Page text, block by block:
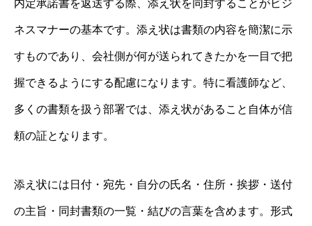
内定承諾書を返送する際、添え状を同封することがビジ
ネスマナーの基本です。添え状は書類の内容を簡潔に示
すものであり、会社側が何が送られてきたかを一目で把
握できるようにする配慮になります。特に看護師など、
多くの書類を扱う部署では、添え状があること自体が信
頼の証となります。
添え状には日付・宛先・自分の氏名・住所・挨拶・送付
の主旨・同封書類の一覧・結びの言葉を含めます。形式